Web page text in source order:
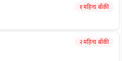
१ महिना बाँकी
२ महिना बाँकी